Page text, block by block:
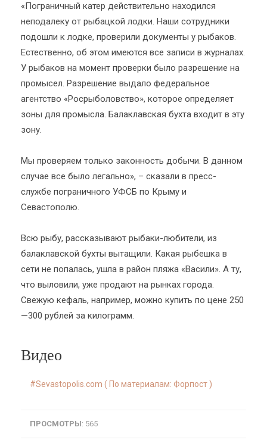
«Пограничный катер действительно находился
неподалеку от рыбацкой лодки. Наши сотрудники
подошли к лодке, проверили документы у рыбаков.
Естественно, об этом имеются все записи в журналах.
У рыбаков на момент проверки было разрешение на
промысел. Разрешение выдало федеральное
агентство «Росрыболовство», которое определяет
зоны для промысла. Балаклавская бухта входит в эту
зону.
Мы проверяем только законность добычи. В данном
случае все было легально», – сказали в пресс-
службе пограничного УФСБ по Крыму и
Севастополю.
Всю рыбу, рассказывают рыбаки-любители, из
балаклавской бухты вытащили. Какая рыбешка в
сети не попалась, ушла в район пляжа «Васили». А ту,
что выловили, уже продают на рынках города.
Свежую кефаль, например, можно купить по цене 250
—300 рублей за килограмм.
Видео
Sevastopolis.com ( По материалам: Форпост )
ПРОСМОТРЫ: 565